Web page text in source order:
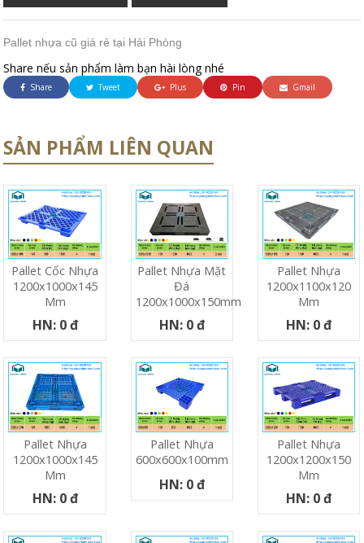
Pallet nhựa cũ giá rẻ tại Hải Phòng
Share nếu sản phẩm làm bạn hài lòng nhé
Share Tweet Plus Pin Gmail
SẢN PHẨM LIÊN QUAN
Pallet Cốc Nhựa
1200x1000x145
Mm
HN: 0 đ
Pallet Nhựa Mặt
Đá
1200x1000x150mm
HN: 0 đ
Pallet Nhựa
1200x1100x120
Mm
HN: 0 đ
Pallet Nhựa
1200x1000x145
Mm
HN: 0 đ
Pallet Nhựa
600x600x100mm
HN: 0 đ
Pallet Nhựa
1200x1200x150
Mm
HN: 0 đ